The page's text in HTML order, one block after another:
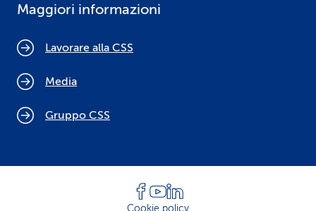
Maggiori informazioni
Lavorare alla CSS
Media
Gruppo CSS
Cookie policy